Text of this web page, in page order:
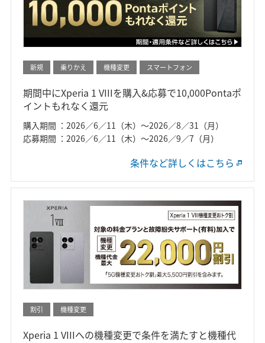
新規 乗りかえ 機種変更 スマートフォン
期間中にXperia 1 VIIIを購入&応募で10,000Pontaポ
イントもれなく還元
購入期間 ：2026／6／11（木）～2026／8／31（月）
応募期間 ：2026／6／11（木）～2026／9／7（月）
条件など詳しくはこちら
割引 機種変更
Xperia 1 VIIIへの機種変更で条件を満たすと機種代